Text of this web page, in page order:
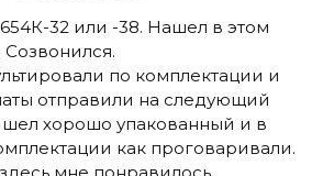
32 или -38. Нашел в этом
Созвонился.
по комплектации и
отправили на следующий
хорошо упакованный и в
как проговаривали.